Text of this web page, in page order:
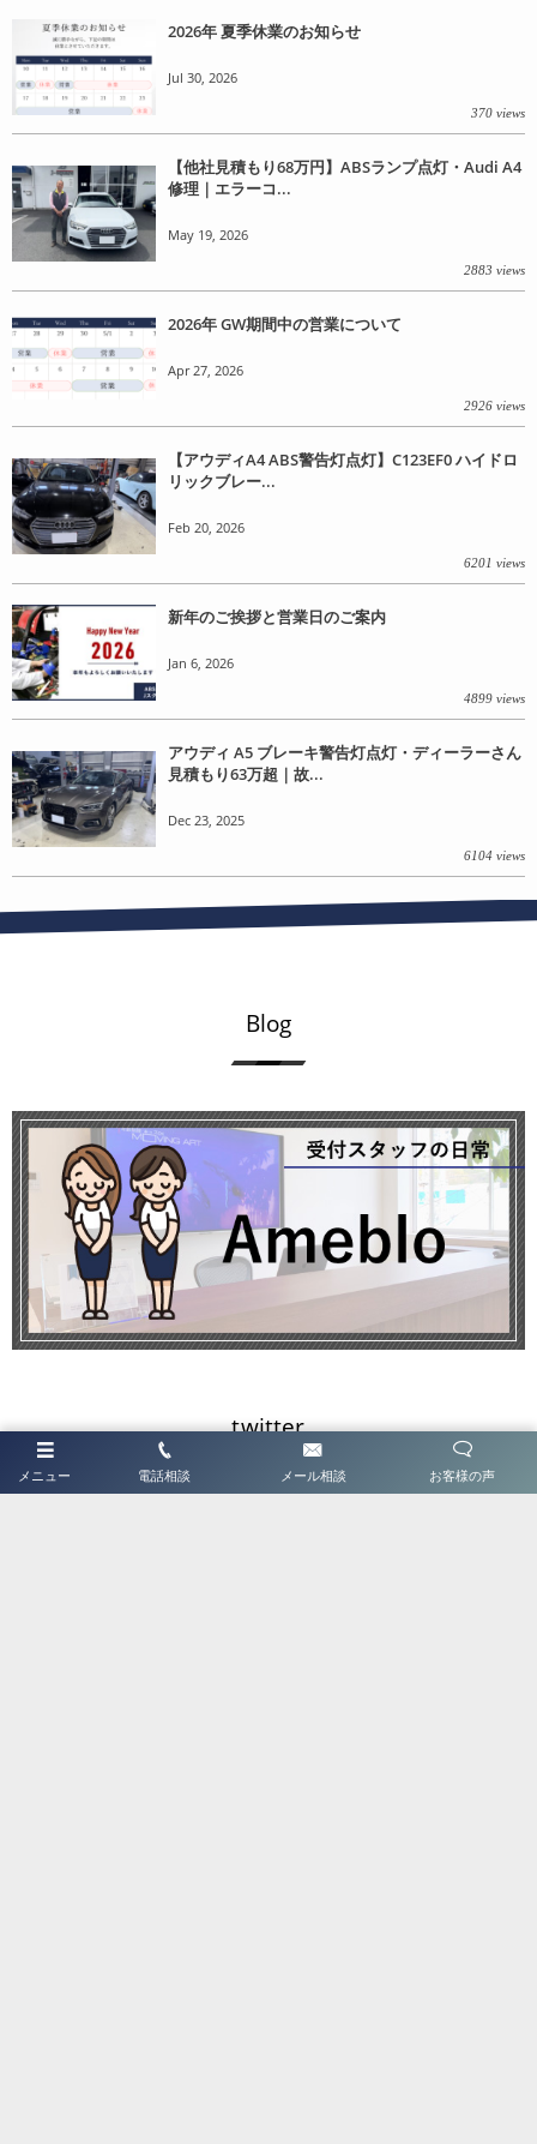
2026年 夏季休業のお知らせ
Jul 30, 2026
370 views
【他社見積もり68万円】ABSランプ点灯・Audi A4
修理｜エラーコ...
May 19, 2026
2883 views
2026年 GW期間中の営業について
Apr 27, 2026
2926 views
【アウディA4 ABS警告灯点灯】C123EF0 ハイドロ
リックブレー...
Feb 20, 2026
6201 views
新年のご挨拶と営業日のご案内
Jan 6, 2026
4899 views
アウディ A5 ブレーキ警告灯点灯・ディーラーさん
見積もり63万超｜故...
Dec 23, 2025
6104 views
メニュー 電話相談 メール相談 お客様の声
Blog
twitter